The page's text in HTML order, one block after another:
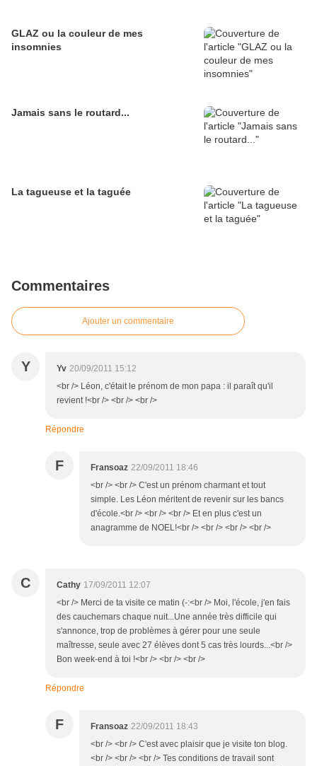
GLAZ ou la couleur de mes
insomnies
Jamais sans le routard...
La tagueuse et la taguée
Commentaires
Ajouter un commentaire
Y Yv 20/09/2011 15:12
<br /> Léon, c'était le prénom de mon papa : il paraît qu'il
revient !<br /> <br /> <br />
Répondre
F Fransoaz 22/09/2011 18:46
<br /> <br /> C'est un prénom charmant et tout
simple. Les Léon méritent de revenir sur les bancs
d'école.<br /> <br /> <br /> Et en plus c'est un
anagramme de NOEL!<br /> <br /> <br /> <br />
C Cathy 17/09/2011 12:07
<br /> Merci de ta visite ce matin (-:<br /> Moi, l'école, j'en fais
des cauchemars chaque nuit...Une année très difficile qui
s'annonce, trop de problèmes à gérer pour une seule
maîtresse, seule avec 27 élèves dont 5 cas très lourds...<br />
Bon week-end à toi !<br /> <br /> <br />
Répondre
F Fransoaz 22/09/2011 18:43
<br /> <br /> C'est avec plaisir que je visite ton blog.
<br /> <br /> <br /> Tes conditions de travail sont